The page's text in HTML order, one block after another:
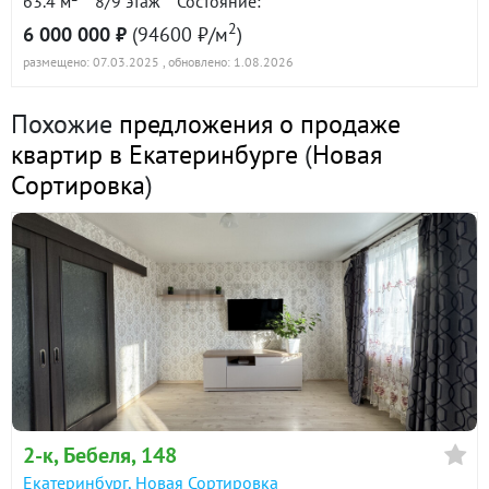
6 000 000 ₽ (94600 ₽/м2)
размещено: 07.03.2025 , обновлено: 1.08.2026
Похожие предложения о продаже
квартир в Екатеринбурге (Новая
Сортировка)
2-к, Бебеля, 148
Екатеринбург, Новая Сортировка